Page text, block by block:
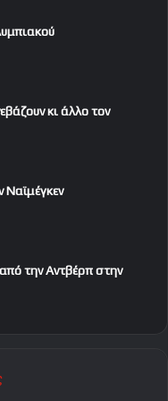
κι άλλο τον
Ναϊμέγκεν
την Αντβέρπ στην